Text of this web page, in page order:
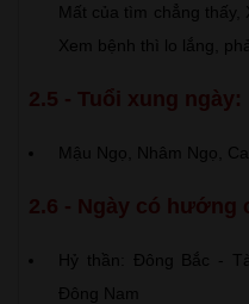
Mất của tìm chẳng thấy,
Xem bệnh thì lo lắng,
2.5 - Tuổi xung ngày:
Mậu Ngọ, Nhâm Ngọ,
2.6 - Ngày có hướng
Hỷ thần: Đông Bắc -
Đông Nam